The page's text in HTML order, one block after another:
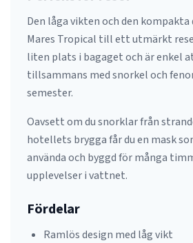
Den låga vikten och den
Mares Tropical till ett utmärkt
liten plats i bagaget och är enkel
tillsammans med snorkel och
semester.
Oavsett om du snorklar från
hotellets brygga får du en mask
använda och byggd för många
upplevelser i vattnet.
Fördelar
Ramlös design med låg vikt